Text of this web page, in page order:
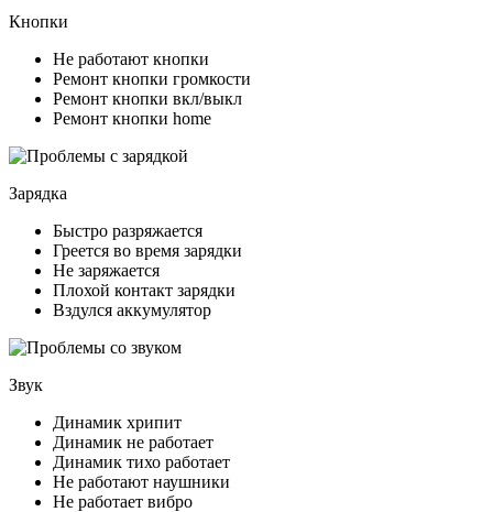
Кнопки
Не работают кнопки
Ремонт кнопки громкости
Ремонт кнопки вкл/выкл
Ремонт кнопки home
Зарядка
Быстро разряжается
Греется во время зарядки
Не заряжается
Плохой контакт зарядки
Вздулся аккумулятор
Звук
Динамик хрипит
Динамик не работает
Динамик тихо работает
Не работают наушники
Не работает вибро